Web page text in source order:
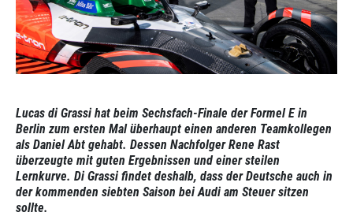
Lucas di Grassi hat beim Sechsfach-Finale der Formel E in
Berlin zum ersten Mal überhaupt einen anderen Teamkollegen
als Daniel Abt gehabt. Dessen Nachfolger Rene Rast
überzeugte mit guten Ergebnissen und einer steilen
Lernkurve. Di Grassi findet deshalb, dass der Deutsche auch in
der kommenden siebten Saison bei Audi am Steuer sitzen
sollte.